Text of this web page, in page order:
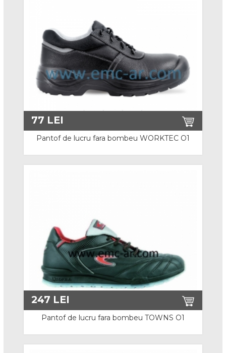
Sandale
Cizme
Cizme de lucru
Cizme de iarna
Cizme S5
Cizme electroizolante
Incaltaminte Alba
Incaltaminte Electroizolanta
Incaltaminte Interventii
Incaltaminte ESD
Accesorii
Pantof de lucru fara bombeu WORKTEC O1
77 LEI
Pantof de lucru fara bombeu TOWNS O1
247 LEI